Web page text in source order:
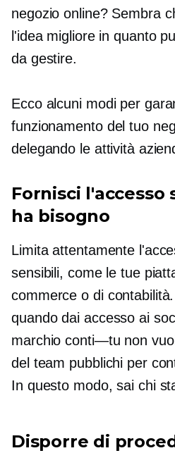
negozio online? Sembra
l'idea migliore in quanto
da gestire.
Ecco alcuni modi per
funzionamento del tuo
delegando le attività
Fornisci l'accesso
ha bisogno
Limita attentamente
sensibili, come le tue
commerce o di
quando dai accesso ai
marchioconti—tu non
del team pubblichi per
In questo modo, sai chi
Disporre di